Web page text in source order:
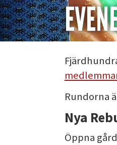
Rundorna
Nya
Öppna